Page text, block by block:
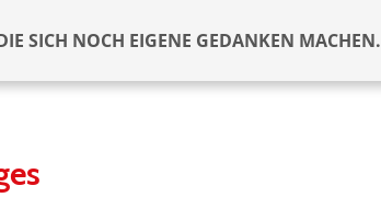
SICH NOCH EIGENE GEDANKEN MACHEN.